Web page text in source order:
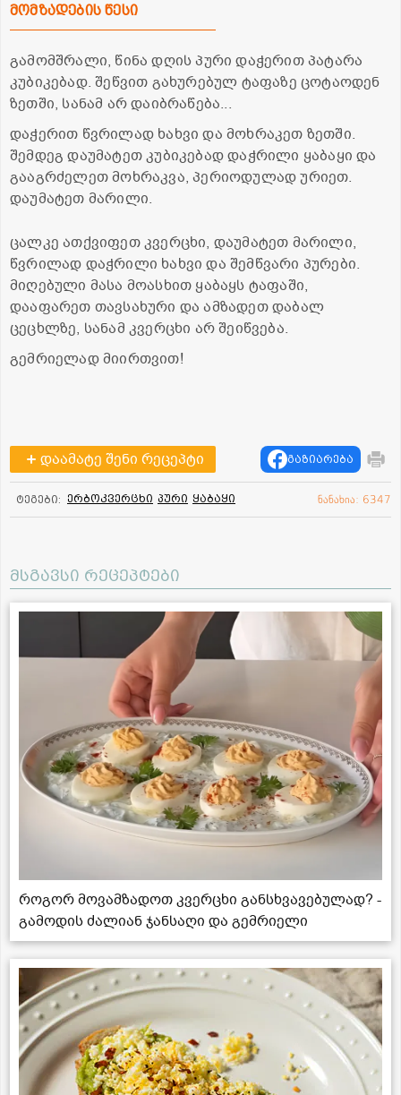
მომზადების წესი
გამომშრალი, წინა დღის პური დაჭერით პატარა
კუბიკებად. შეწვით გახურებულ ტაფაზე ცოტაოდენ
ზეთში, სანამ არ დაიბრაწება...
დაჭერით წვრილად ხახვი და მოხრაკეთ ზეთში.
შემდეგ დაუმატეთ კუბიკებად დაჭრილი ყაბაყი და
გააგრძელეთ მოხრაკვა, პერიოდულად ურიეთ.
დაუმატეთ მარილი.
ცალკე ათქვიფეთ კვერცხი, დაუმატეთ მარილი,
წვრილად დაჭრილი ხახვი და შემწვარი პურები.
მიღებული მასა მოასხით ყაბაყს ტაფაში,
დააფარეთ თავსახური და ამზადეთ დაბალ
ცეცხლზე, სანამ კვერცხი არ შეიწვება.
გემრიელად მიირთვით!
დაამატე შენი რეცეპტი გაზიარება
ტეგები: ერბოკვერცხი პური ყაბაყი ნანახია: 6347
მსგავსი რეცეპტები
როგორ მოვამზადოთ კვერცხი განსხვავებულად? -
გამოდის ძალიან ჯანსაღი და გემრიელი